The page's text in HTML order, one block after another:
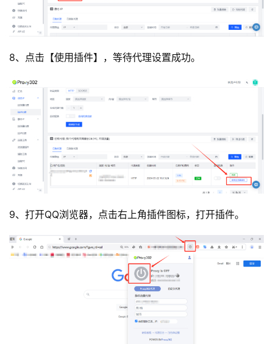
8、点击【使用插件】，等待代理设置成功。
9、打开QQ浏览器，点击右上角插件图标，打开插件。